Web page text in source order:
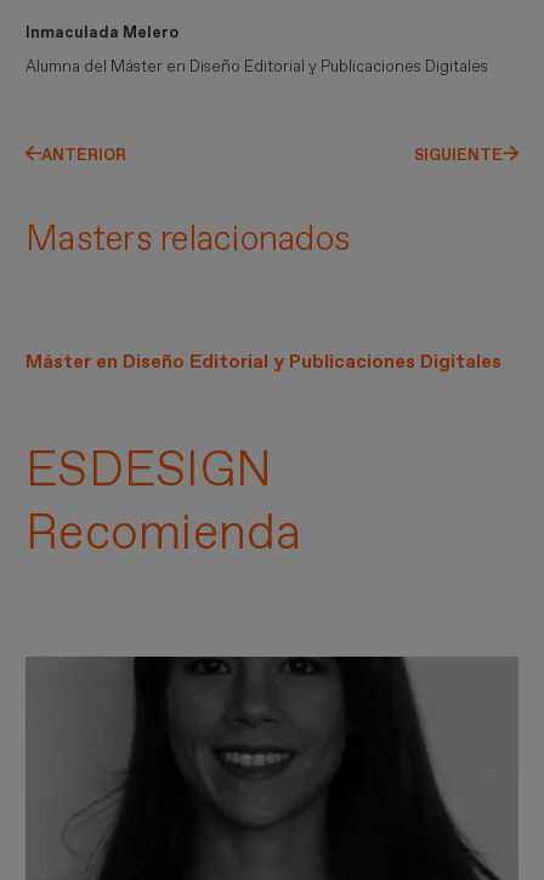
Inmaculada Melero
Alumna del Máster en Diseño Editorial y Publicaciones Digitales
ANTERIOR SIGUIENTE
Masters relacionados
Máster en Diseño Editorial y Publicaciones Digitales
ESDESIGN
Recomienda